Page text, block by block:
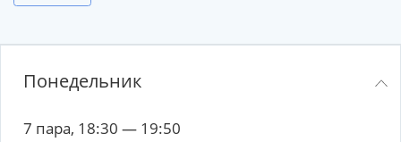
Понедельник
7 пара, 18:30 — 19:50